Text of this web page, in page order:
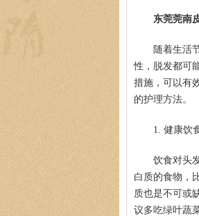
东莞莞南
随着生活
性，脱发都可
措施，可以有
的护理方法。
1. 健康饮
饮食对头
白质的食物，
质也是不可或
议多吃绿叶蔬